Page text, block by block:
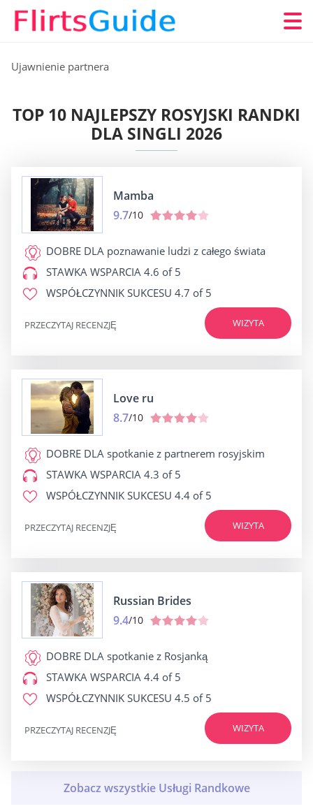
Ujawnienie partnera
TOP 10 NAJLEPSZY ROSYJSKI RANDKI
DLA SINGLI 2026
Mamba
9.7/10
DOBRE DLA poznawanie ludzi z całego świata
STAWKA WSPARCIA 4.6 of 5
WSPÓŁCZYNNIK SUKCESU 4.7 of 5
WIZYTA
PRZECZYTAJ RECENZJĘ
Love ru
8.7/10
DOBRE DLA spotkanie z partnerem rosyjskim
STAWKA WSPARCIA 4.3 of 5
WSPÓŁCZYNNIK SUKCESU 4.4 of 5
WIZYTA
PRZECZYTAJ RECENZJĘ
Russian Brides
9.4/10
DOBRE DLA spotkanie z Rosjanką
STAWKA WSPARCIA 4.4 of 5
WSPÓŁCZYNNIK SUKCESU 4.5 of 5
WIZYTA
PRZECZYTAJ RECENZJĘ